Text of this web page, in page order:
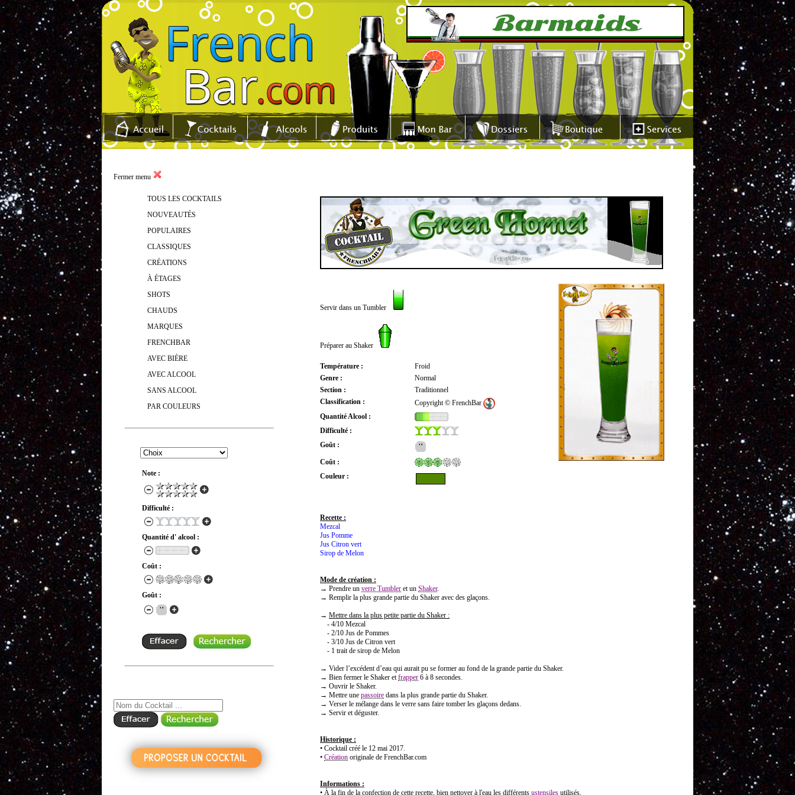
Fermer menu
TOUS LES COCKTAILS
NOUVEAUTÉS
POPULAIRES
CLASSIQUES
CRÉATIONS
À ÉTAGES
SHOTS
CHAUDS
MARQUES
FRENCHBAR
AVEC BIÈRE
AVEC ALCOOL
SANS ALCOOL
PAR COULEURS
Note :
Difficulté :
Quantité d' alcool :
Coût :
Goût :
Servir dans un Tumbler
Préparer au Shaker
Température :
Froid
Genre :
Normal
Section :
Traditionnel
Classification :
Copyright © FrenchBar
Quantité Alcool :
Difficulté :
Goût :
Coût :
Couleur :
Recette :
Mezcal
Jus Pomme
Jus Citron vert
Sirop de Melon
Mode de création :
→ Prendre un verre Tumbler et un Shaker.
→ Remplir la plus grande partie du Shaker avec des glaçons.
→ Mettre dans la plus petite partie du Shaker :
- 4/10 Mezcal
- 2/10 Jus de Pommes
- 3/10 Jus de Citron vert
- 1 trait de sirop de Melon
→ Vider l’excédent d’eau qui aurait pu se former au fond de la grande partie du Shaker.
→ Bien fermer le Shaker etfrapper 6 à 8 secondes.
→ Ouvrir le Shaker.
→ Mettre une passoire dans la plus grande partie du Shaker.
→ Verser le mélange dans le verre sans faire tomber les glaçons dedans.
→ Servir et déguster.
Historique :
• Cocktail créé le 12 mai 2017.
• Création originale de FrenchBar.com
Informations :
• À la fin de la confection de cette recette, bien nettoyer à l'eau les différents ustensiles utilisés.